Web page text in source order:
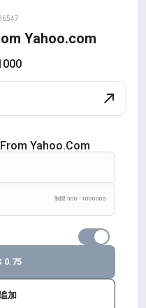
Yahoo.com
Yahoo.com
制限 500 - 1000000
加
0.75